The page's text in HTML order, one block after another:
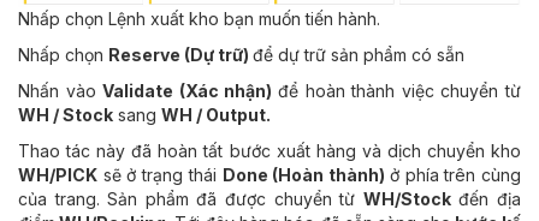
Nhấp chọn Lệnh xuất kho bạn muốn tiến hành.
Nhấp chọn Reserve (Dự trữ) để dự trữ sản phẩm có sẵn
Nhấn vàoValidate (Xác nhận)để hoàn thành việc chuyển từ
WH / Stock sang WH / Output.
Thao tác này đã hoàn tất bước xuất hàng và dịch chuyển kho
WH/PICK sẽ ở trạng thái Done (Hoàn thành) ở phía trên cùng
của trang. Sản phẩm đã được chuyển từ WH/Stockđến địa